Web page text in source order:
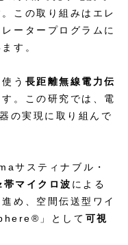
この取り組みはエレ
ータープログラムに
す。
う 長距離無線電力伝
。この研究では、電
の実現に取り組んで
サスティナブル・
マイクロ波 による
め、空間伝送型ワイ
」として 可視